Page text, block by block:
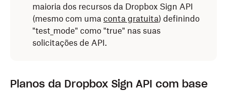
maioria dos recursos da Dropbox Sign API
(mesmo com uma conta gratuita) definindo
"test_mode" como "true" nas suas
solicitações de API.⁠⁠
Planos da Dropbox Sign API com base